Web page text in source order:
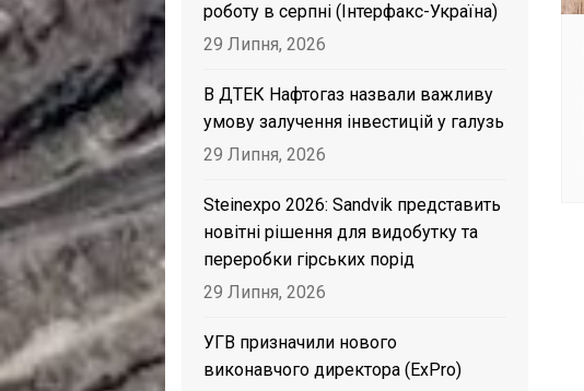
роботу в серпні (Інтерфакс-Україна)
29 Липня, 2026
В ДТЕК Нафтогаз назвали важливу
умову залучення інвестицій у галузь
29 Липня, 2026
Steinexpo 2026: Sandvik представить
новітні рішення для видобутку та
переробки гірських порід
29 Липня, 2026
УГВ призначили нового
виконавчого директора (ExPro)